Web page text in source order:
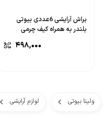
براش آرایشی 6عددی بیوتی
بلندر به همراه کیف چرمی
۴۹۸,۰۰۰
ولینا بیوتی لوازم آرایشی